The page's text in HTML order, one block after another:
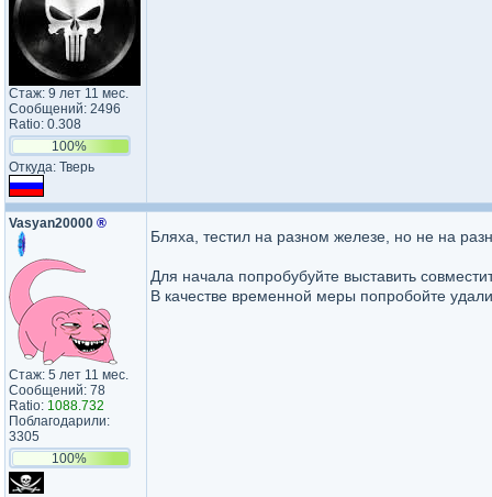
Стаж: 9 лет 11 мес.
Сообщений: 2496
Ratio: 0.308
100%
Откуда: Тверь
Vasyan20000 ®
Стаж: 5 лет 11 мес.
Сообщений: 78
Ratio: 1088.732
Поблагодарили:
3305
100%
Бляха, тестил на разном железе, но не на
Для начала попробубуйте выставить
В качестве временной меры попробойте